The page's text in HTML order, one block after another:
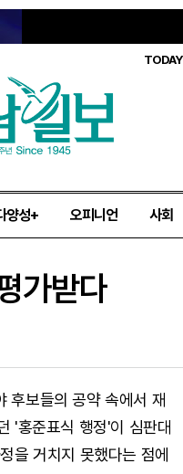
TODAY
양성+ 오피니언 사회
가받다
후보들의 공약 속에서 재
'홍준표식 행정'이 심판대
을 거치지 못했다는 점에